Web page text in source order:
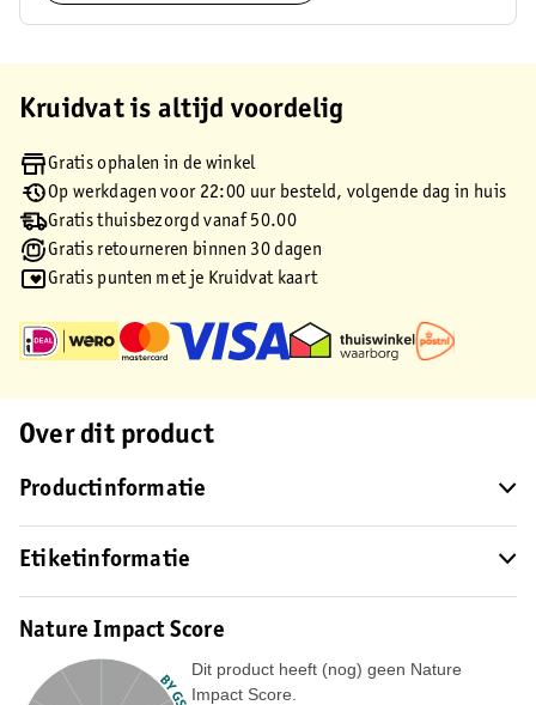
Kruidvat is altijd voordelig
Gratis ophalen in de winkel
Op werkdagen voor 22:00 uur besteld, volgende dag in huis
Gratis thuisbezorgd vanaf 50.00
Gratis retourneren binnen 30 dagen
Gratis punten met je Kruidvat kaart
Over dit product
Productinformatie
Etiketinformatie
Nature Impact Score
Dit product heeft (nog) geen Nature
Impact Score.